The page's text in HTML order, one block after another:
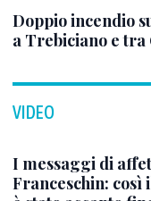
Doppio incendio
a Trebiciano e
VIDEO
I messaggi di
Franceschin: così